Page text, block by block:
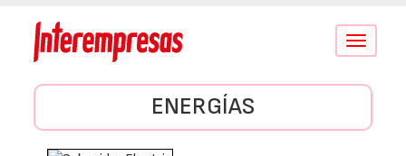
Conmutar
ENERGÍAS